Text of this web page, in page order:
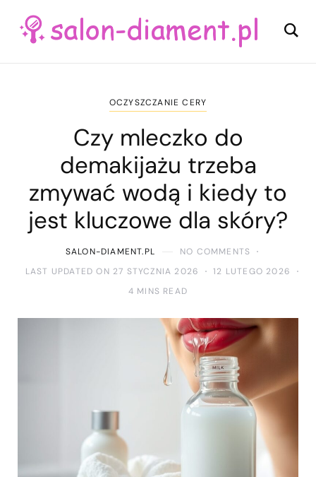
OCZYSZCZANIE CERY
Czy mleczko do
demakijażu trzeba
zmywać wodą i kiedy to
jest kluczowe dla skóry?
SALON-DIAMENT.PL
NO COMMENTS
LAST UPDATED ON 27 STYCZNIA 2026
12 LUTEGO 2026
4 MINS READ